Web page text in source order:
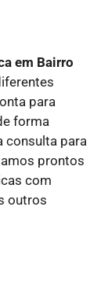
em Bairro
para
forma
consulta para
prontos
com
outros